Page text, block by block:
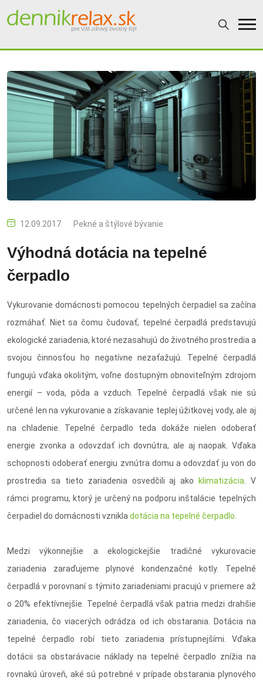
12.09.2017 Pekné a štýlové bývanie
Výhodná dotácia na tepelné
čerpadlo
Vykurovanie domácnosti pomocou tepelných čerpadiel sa začína
rozmáhať. Niet sa čomu čudovať, tepelné čerpadlá predstavujú
ekologické zariadenia, ktoré nezasahujú do životného prostredia a
svojou činnosťou ho negatívne nezaťažujú. Tepelné čerpadlá
fungujú vďaka okolitým, voľne dostupným obnoviteľným zdrojom
energií – voda, pôda a vzduch. Tepelné čerpadlá však nie sú
určené len na vykurovanie a získavanie teplej úžitkovej vody, ale aj
na chladenie. Tepelné čerpadlo teda dokáže nielen odoberať
energie zvonka a odovzdať ich dovnútra, ale aj naopak. Vďaka
schopnosti odoberať energiu zvnútra domu a odovzdať ju von do
prostredia sa tieto zariadenia osvedčili aj ako
klimatizácia . V
rámci programu, ktorý je určený na podporu inštalácie tepelných
čerpadiel do domácnosti vznikla dotácia na tepelné čerpadlo
Medzi výkonnejšie a ekologickejšie tradičné vykurovacie
zariadenia zaraďujeme plynové kondenzačné kotly. Tepelné
čerpadlá v porovnaní s týmito zariadeniami pracujú v priemere až
o 20% efektívnejšie. Tepelné čerpadlá však patria medzi drahšie
zariadenia, čo viacerých odrádza od ich obstarania. Dotácia na
tepelné čerpadlo robí tieto zariadenia prístupnejšími. Vďaka
dotácii sa obstarávacie náklady na tepelné čerpadlo znížia na
rovnakú úroveň, aké sú potrebné v prípade obstarania plynového